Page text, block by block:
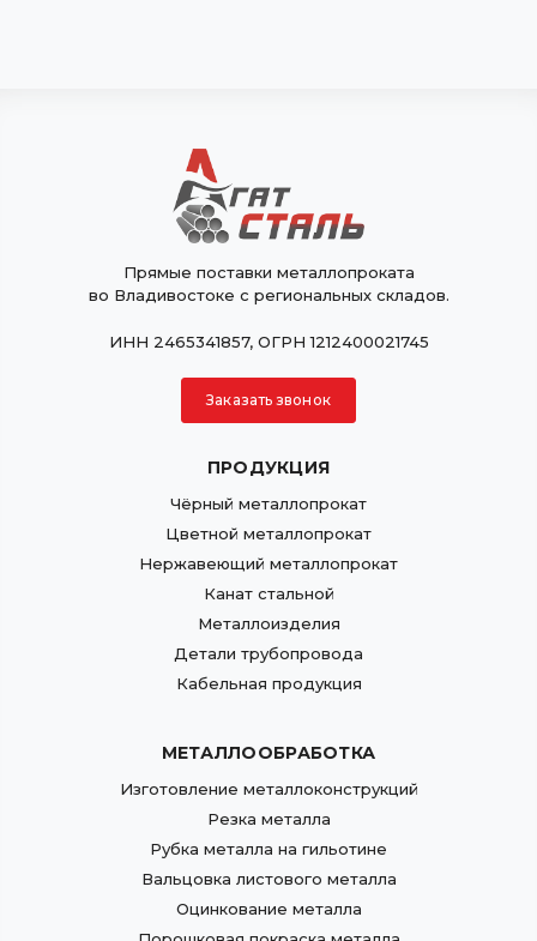
Прямые поставки металлопроката
во Владивостоке с региональных складов.
ИНН 2465341857, ОГРН 1212400021745
Заказать звонок
ПРОДУКЦИЯ
Чёрный металлопрокат
Цветной металлопрокат
Нержавеющий металлопрокат
Канат стальной
Металлоизделия
Детали трубопровода
Кабельная продукция
МЕТАЛЛООБРАБОТКА
Изготовление металлоконструкций
Резка металла
Рубка металла на гильотине
Вальцовка листового металла
Оцинкование металла